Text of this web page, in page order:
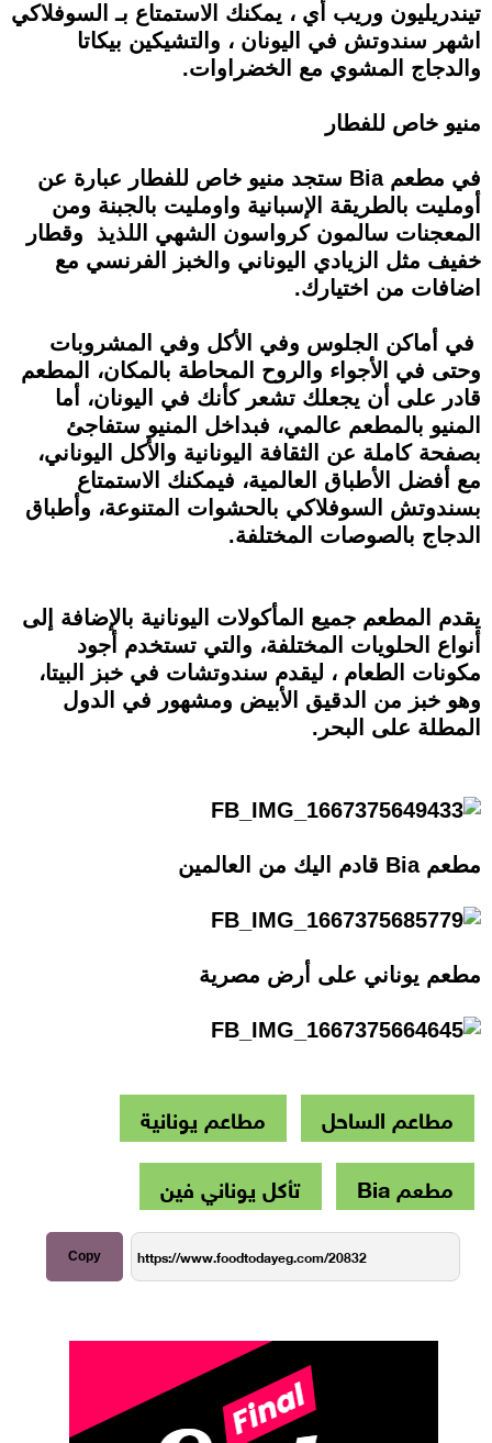
تيندريليون وريب أي ، يمكنك الاستمتاع بـ السوفلاكي
اشهر سندوتش في اليونان ، والتشيكين بيكاتا
والدجاج المشوي مع الخضراوات.
منيو خاص للفطار
في مطعم Bia ستجد منيو خاص للفطار عبارة عن
أومليت بالطريقة الإسبانية واومليت بالجبنة ومن
المعجنات سالمون كرواسون الشهي اللذيذ وقطار
خفيف مثل الزيادي اليوناني والخبز الفرنسي مع
اضافات من اختيارك.
في أماكن الجلوس وفي الأكل وفي المشروبات
وحتى في الأجواء والروح المحاطة بالمكان، المطعم
قادر على أن يجعلك تشعر كأنك في اليونان، أما
المنيو بالمطعم عالمي، فبداخل المنيو ستفاجئ
بصفحة كاملة عن الثقافة اليونانية والأكل اليوناني،
مع أفضل الأطباق العالمية، فيمكنك الاستمتاع
بسندوتش السوفلاكي بالحشوات المتنوعة، وأطباق
الدجاج بالصوصات المختلفة.
يقدم المطعم جميع المأكولات اليونانية بالإضافة إلى
أنواع الحلويات المختلفة، والتي تستخدم أجود
مكونات الطعام ، ليقدم سندوتشات في خبز البيتا،
وهو خبز من الدقيق الأبيض ومشهور في الدول
المطلة على البحر.
مطعم Bia قادم اليك من العالمين
مطعم يوناني على أرض مصرية
مطاعم الساحل
مطاعم يونانية
مطعم Bia
تأكل يوناني فين
Copy